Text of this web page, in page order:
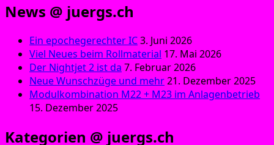
News @ juergs.ch
Ein epochegerechter IC3. Juni 2026
Viel Neues beim Rollmaterial 17. Mai 2026
Der Nightjet 2 ist da 7. Februar 2026
Neue Wunschzüge und mehr21. Dezember 2025
Modulkombination M22 + M23 im Anlagenbetrieb
15. Dezember 2025
Kategorien @ juergs.ch